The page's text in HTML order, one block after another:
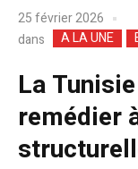
25 février 2026
dans
A LA UNE
La
remédier